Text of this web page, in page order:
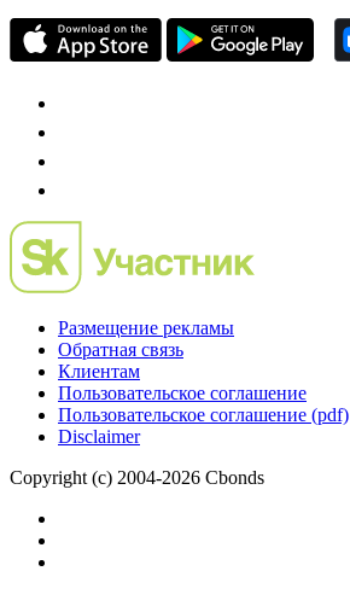
Размещение рекламы
Обратная связь
Клиентам
Пользовательское соглашение
Пользовательское соглашение (pdf)
Disclaimer
Copyright (c) 2004-2026 Cbonds